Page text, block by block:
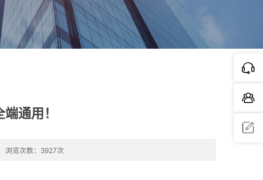
通用！
浏览次数：3927次